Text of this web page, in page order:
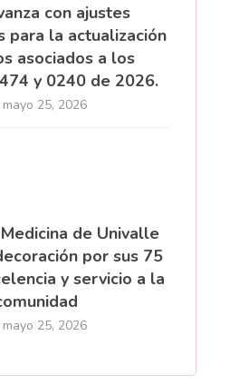
con ajustes
para la actualización
asociados a los
y 0240 de 2026.
mayo 25, 2026
de Univalle
por sus 75
y servicio a la
mayo 25, 2026